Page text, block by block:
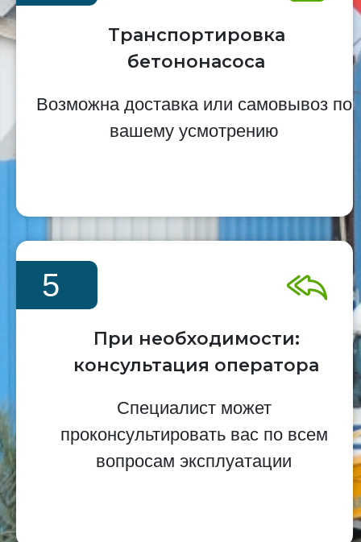
Транспортировка
бетононасоса
Возможна доставка или самовывоз по
вашему усмотрению
5
При необходимости:
консультация оператора
Специалист может
проконсультировать вас по всем
вопросам эксплуатации